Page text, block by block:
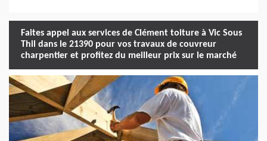
Faites appel aux services de Clément toiture à Vic Sous
Thil dans le 21390 pour vos travaux de couvreur
charpentier et profitez du meilleur prix sur le marché